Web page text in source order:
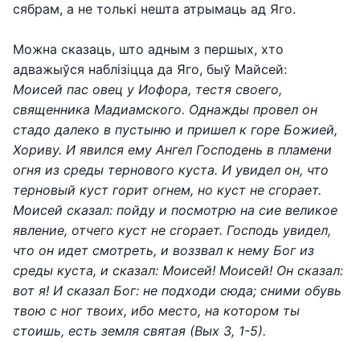
сябрам, а не толькі нешта атрымаць ад Яго.
Можна сказаць, што адным з першых, хто
адважыўся наблізіцца да Яго, быў Майсей:
Моисей пас овец у Иофора, тестя своего,
священника Мадиамского. Однажды провел он
стадо далеко в пустыню и пришел к горе Божией,
Хориву. И явился ему Ангел Господень в пламени
огня из среды тернового куста. И увидел он, что
терновый куст горит огнем, но куст не сгорает.
Моисей сказал: пойду и посмотрю на сие великое
явление, отчего куст не сгорает. Господь увидел,
что он идет смотреть, и воззвал к нему Бог из
среды куста, и сказал: Моисей! Моисей! Он сказал:
вот я! И сказал Бог: не подходи сюда; сними обувь
твою с ног твоих, ибо место, на котором ты
стоишь, есть земля святая (Вых 3, 1-5).